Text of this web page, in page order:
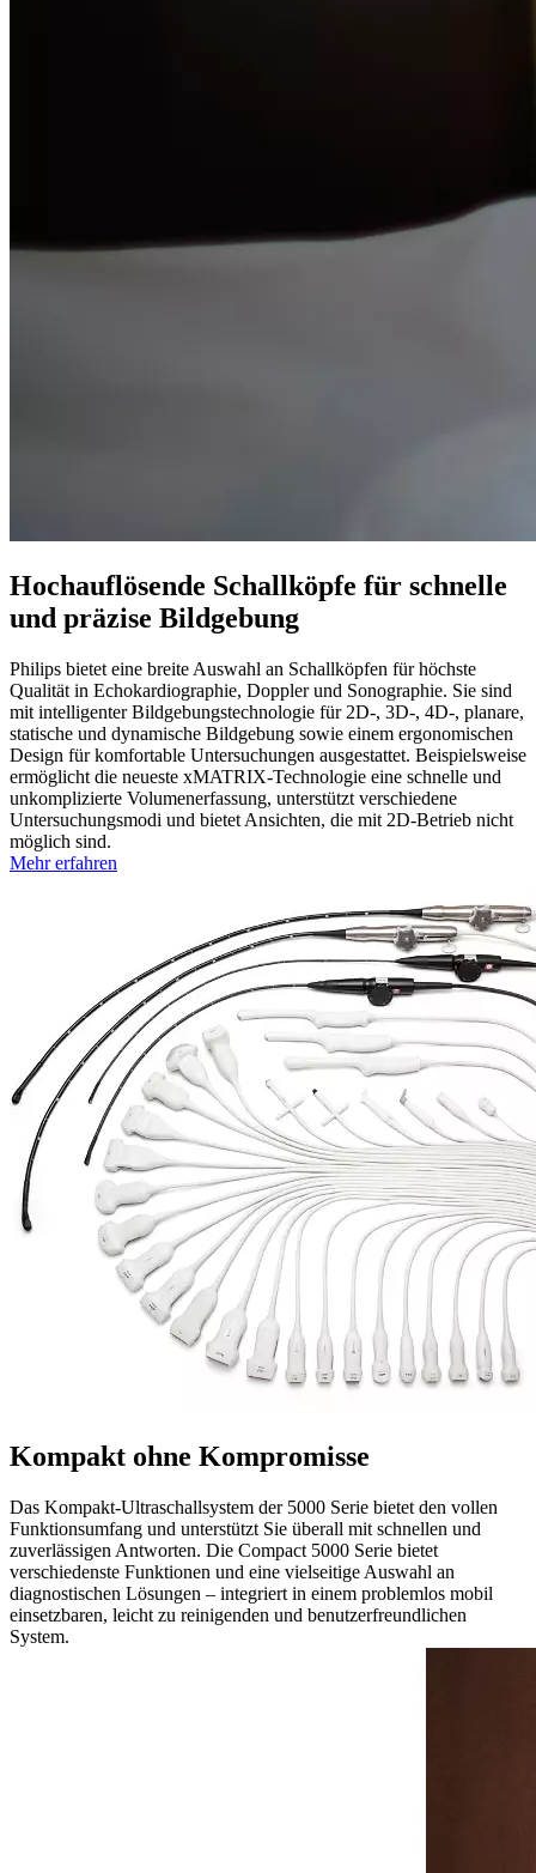
Hochauflösende Schallköpfe für schnelle
und präzise Bildgebung
Philips bietet eine breite Auswahl an Schallköpfen für höchste
Qualität in Echokardiographie, Doppler und Sonographie. Sie sind
mit intelligenter Bildgebungstechnologie für 2D-, 3D-, 4D-, planare,
statische und dynamische Bildgebung sowie einem ergonomischen
Design für komfortable Untersuchungen ausgestattet. Beispielsweise
ermöglicht die neueste xMATRIX-Technologie eine schnelle und
unkomplizierte Volumenerfassung, unterstützt verschiedene
Untersuchungsmodi und bietet Ansichten, die mit 2D-Betrieb nicht
möglich sind.
Mehr erfahren
Kompakt ohne Kompromisse
Das Kompakt-Ultraschallsystem der 5000 Serie bietet den vollen
Funktionsumfang und unterstützt Sie überall mit schnellen und
zuverlässigen Antworten. Die Compact 5000 Serie bietet
verschiedenste Funktionen und eine vielseitige Auswahl an
diagnostischen Lösungen – integriert in einem problemlos mobil
einsetzbaren, leicht zu reinigenden und benutzerfreundlichen
System.